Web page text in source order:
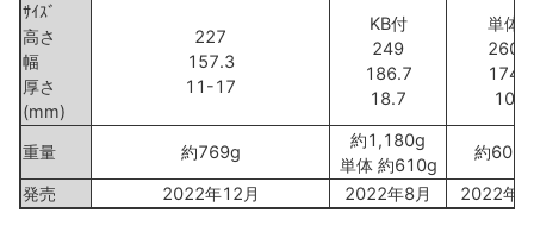
ｻｲｽﾞ
高さ
幅
厚さ
(mm)
227
157.3
11-17
KB付
249
186.7
18.7
単体
260
174
10
重量 約769g
約1,180g
単体 約610g
約600g
発売 2022年12月 2022年8月 2022年2